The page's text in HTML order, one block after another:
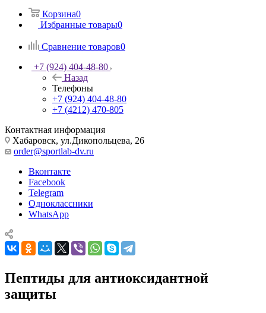
Корзина0
Избранные товары0
Сравнение товаров0
+7 (924) 404-48-80
Назад
Телефоны
+7 (924) 404-48-80
+7 (4212) 470-805
Контактная информация
Хабаровск, ул.Дикопольцева, 26
order@sportlab-dv.ru
Вконтакте
Facebook
Telegram
Одноклассники
WhatsApp
Пептиды для антиоксидантной
защиты